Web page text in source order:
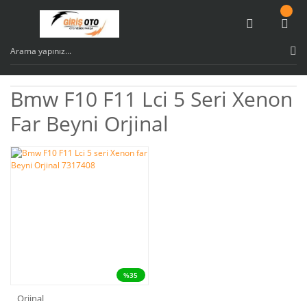
Bmw F10 F11 Lci 5 Seri Xenon
Far Beyni Orjinal
%35